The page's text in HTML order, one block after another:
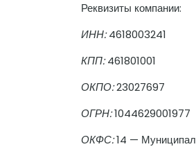
Реквизиты компании:
ИНН:4618003241
КПП:461801001
ОКПО:23027697
ОГРН:1044629001977
ОКФС:14 —